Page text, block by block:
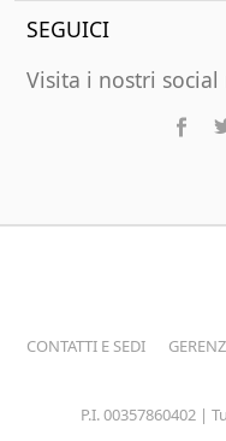
SEGUICI
Visita i nostri
CONTATTI E SEDI
P.I. 00357860402 |